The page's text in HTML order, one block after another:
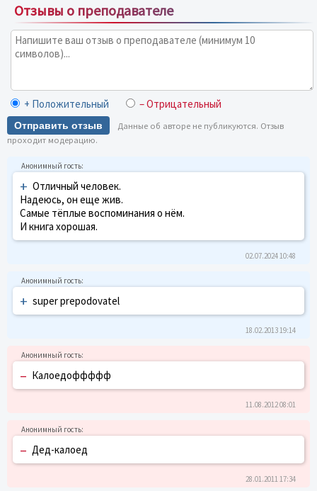
Отзывы о преподавателе
+ Положительный – Отрицательный
Отправить отзыв
Данные об авторе не публикуются. Отзыв
проходит модерацию.
+ Отличный человек.
Надеюсь, он еще жив.
Самые тёплые воспоминания о нём.
И книга хорошая.
02.07.2024 10:48
+ super prepodovatel
18.02.2013 19:14
– Калоедоффффф
11.08.2012 08:01
– Дед-калоед
28.01.2011 17:34